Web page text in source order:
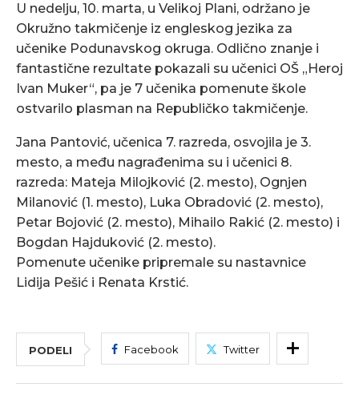
U nedelju, 10. marta, u Velikoj Plani, održano je
Okružno takmičenje iz engleskog jezika za
učenike Podunavskog okruga. Odlično znanje i
fantastične rezultate pokazali su učenici OŠ „Heroj
Ivan Muker“, pa je 7 učenika pomenute škole
ostvarilo plasman na Republičko takmičenje.
Jana Pantović, učenica 7. razreda, osvojila je 3.
mesto, a među nagrađenima su i učenici 8.
razreda: Mateja Milojković (2. mesto), Ognjen
Milanović (1. mesto), Luka Obradović (2. mesto),
Petar Bojović (2. mesto), Mihailo Rakić (2. mesto) i
Bogdan Hajduković (2. mesto).
Pomenute učenike pripremale su nastavnice
Lidija Pešić i Renata Krstić.
PODELI Facebook Twitter